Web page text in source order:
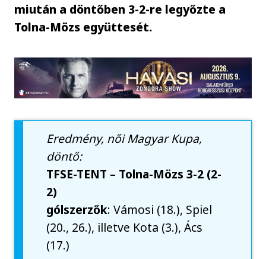
miután a döntőben 3-2-re legyőzte a
Tolna-Mözs együttesét.
Eredmény, női Magyar Kupa,
döntő:
TFSE-TENT – Tolna-Mözs 3-2 (2-
2)
gólszerzők: Vámosi (18.), Spiel
(20., 26.), illetve Kota (3.), Ács
(17.)